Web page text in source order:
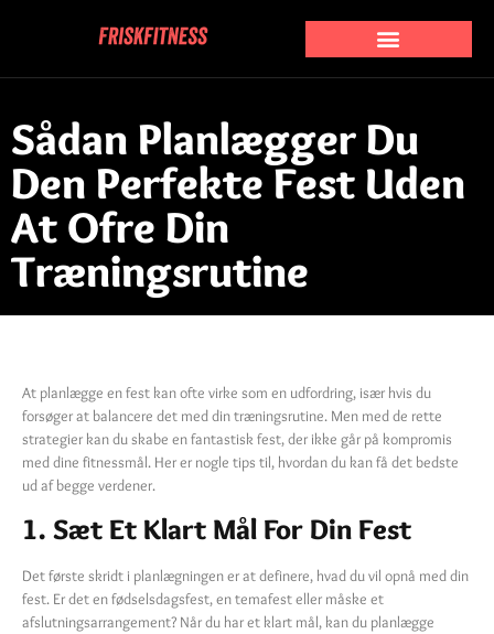
Sådan Planlægger Du
Den Perfekte Fest Uden
At Ofre Din
Træningsrutine
At planlægge en fest kan ofte virke som en udfordring, især hvis du
forsøger at balancere det med din træningsrutine. Men med de rette
strategier kan du skabe en fantastisk fest, der ikke går på kompromis
med dine fitnessmål. Her er nogle tips til, hvordan du kan få det bedste
ud af begge verdener.
1. Sæt Et Klart Mål For Din Fest
Det første skridt i planlægningen er at definere, hvad du vil opnå med din
fest. Er det en fødselsdagsfest, en temafest eller måske et
afslutningsarrangement? Når du har et klart mål, kan du planlægge